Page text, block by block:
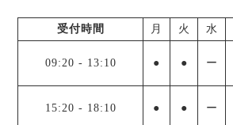
受付時間 月 火 水
09:20 - 13:10 ● ● ー
15:20 - 18:10 ● ● ー